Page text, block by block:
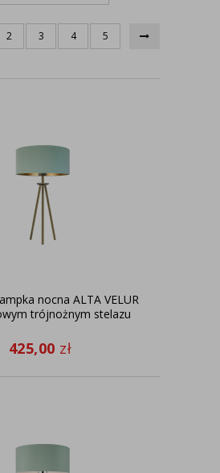
2 3 4 5
nocna ALTA VELUR
trójnożnym stelazu
425,00 zł